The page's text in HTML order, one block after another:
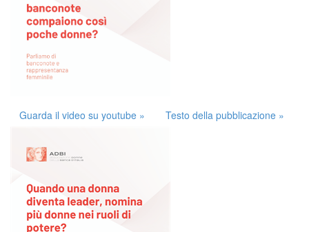
Guarda il video su youtube » Testo della pubblicazione »